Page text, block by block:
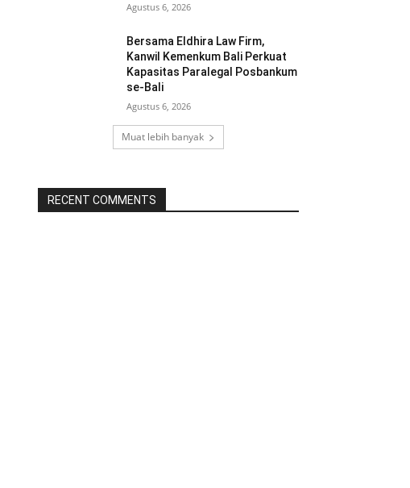
Agustus 6, 2026
Bersama Eldhira Law Firm,
Kanwil Kemenkum Bali Perkuat
Kapasitas Paralegal Posbankum
se-Bali
Agustus 6, 2026
Muat lebih banyak
RECENT COMMENTS